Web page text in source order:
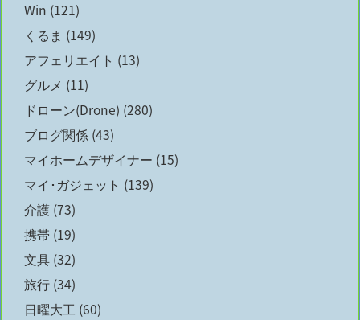
Win (121)
くるま (149)
アフェリエイト (13)
グルメ (11)
ドローン(Drone) (280)
ブログ関係 (43)
マイホームデザイナー (15)
マイ･ガジェット (139)
介護 (73)
携帯 (19)
文具 (32)
旅行 (34)
日曜大工 (60)